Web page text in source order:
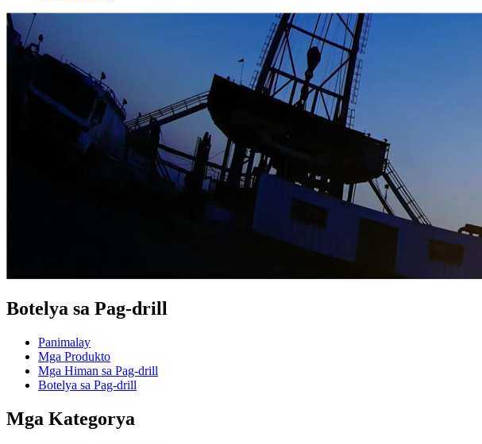
Botelya sa Pag-drill
Panimalay
Mga Produkto
Mga Himan sa Pag-drill
Botelya sa Pag-drill
Mga Kategorya